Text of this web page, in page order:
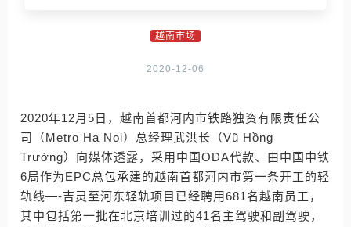
越南市场
2020-12-06
2020年12月5日，越南首都河内市铁路独资有限责任公
司（Metro Ha Noi）总经理武洪长（Vũ Hồng
Trường）向媒体透露，采用中国ODA代款、由中国中铁
6局作为EPC总包承建的越南首都河内市第一条开工的轻
轨线—-吉灵至河东轻轨项目已经聘用681名越南员工，
其中包括第一批在北京培训过的41名主驾驶和副驾驶，